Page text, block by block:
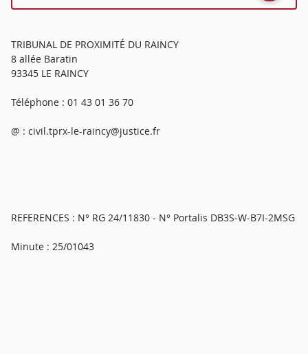
TRIBUNAL DE PROXIMITÉ DU RAINCY
8 allée Baratin
93345 LE RAINCY
Téléphone : 01 43 01 36 70
@ : civil.tprx-le-raincy@justice.fr
REFERENCES : N° RG 24/11830 - N° Portalis DB3S-W-B7I-2MSG
Minute : 25/01043